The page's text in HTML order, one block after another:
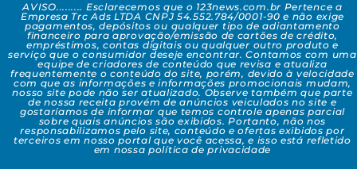
AVISO......... Esclarecemos que o 123news.com.br Pertence a
Empresa Trc Ads LTDA CNPJ 54.552.784/0001-90 e não exige
pagamentos, depósitos ou qualquer tipo de adiantamento
financeiro para aprovação/emissão de cartões de crédito,
empréstimos, contas digitais ou qualquer outro produto e
serviço que o consumidor deseje encontrar. Contamos com uma
equipe de criadores de conteúdo que revisa e atualiza
frequentemente o conteúdo do site, porém, devido à velocidade
com que as informações e informações promocionais mudam,
nosso site pode não ser atualizado. Observe também que parte
de nossa receita provém de anúncios veiculados no site e
gostaríamos de informar que temos controle apenas parcial
sobre quais anúncios são exibidos. Portanto, não nos
responsabilizamos pelo site, conteúdo e ofertas exibidos por
terceiros em nosso portal que você acessa, e isso está refletido
em nossa política de privacidade